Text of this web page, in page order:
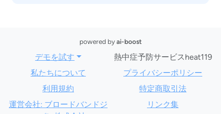
powered byai-boost
デモを試す
熱中症予防サービスheat119
私たちについて
プライバシーポリシー
利用規約
特定商取引法
運営会社: ブロードバンドジ
リンク集